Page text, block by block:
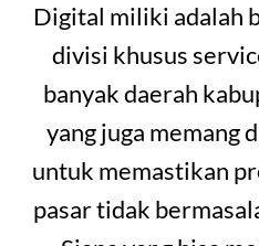
Digital miliki adalah
divisi khusus
banyak daerah
yang juga memang
untuk memastikan
pasar tidak